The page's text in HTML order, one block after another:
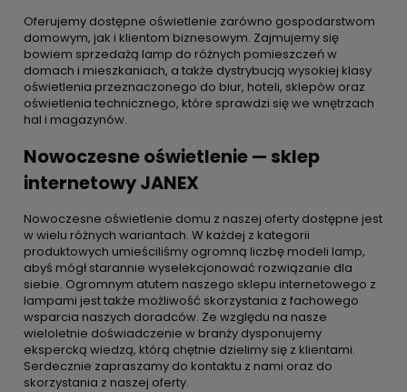
Oferujemy dostępne oświetlenie zarówno gospodarstwom
domowym, jak i klientom biznesowym. Zajmujemy się
bowiem sprzedażą lamp do różnych pomieszczeń w
domach i mieszkaniach, a także dystrybucją wysokiej klasy
oświetlenia przeznaczonego do biur, hoteli, sklepów oraz
oświetlenia technicznego, które sprawdzi się we wnętrzach
hal i magazynów.
Nowoczesne oświetlenie — sklep
internetowy JANEX
Nowoczesne oświetlenie domu z naszej oferty dostępne jest
w wielu różnych wariantach. W każdej z kategorii
produktowych umieściliśmy ogromną liczbę modeli lamp,
abyś mógł starannie wyselekcjonować rozwiązanie dla
siebie. Ogromnym atutem naszego sklepu internetowego z
lampami jest także możliwość skorzystania z fachowego
wsparcia naszych doradców. Ze względu na nasze
wieloletnie doświadczenie w branży dysponujemy
ekspercką wiedzą, którą chętnie dzielimy się z klientami.
Serdecznie zapraszamy do kontaktu z nami oraz do
skorzystania z naszej oferty.